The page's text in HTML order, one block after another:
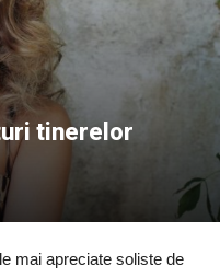
tinerelor
mai apreciate soliste de